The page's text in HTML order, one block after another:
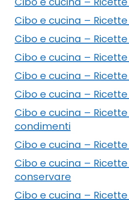
Cibo e cucina –
Cibo e cucina –
Cibo e cucina –
Cibo e cucina –
Cibo e cucina –
Cibo e cucina –
condimenti
Cibo e cucina –
Cibo e cucina –
conservare
Cibo e cucina –